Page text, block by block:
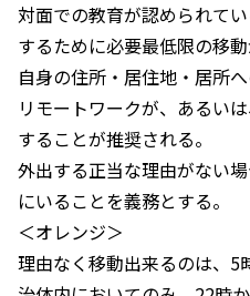
対面での教育が認められて
するために必要最低限の移動
自身の住所・居住地・居所
リモートワークが、あるい
することが推奨される。
外出する正当な理由がない
にいることを義務とする。
＜オレンジ＞
理由なく移動出来るのは、5